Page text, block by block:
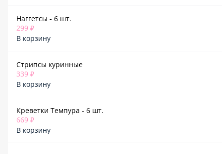
Наггетсы - 6 шт.
299 ₽
В корзину
Стрипсы куринные
339 ₽
В корзину
Креветки Темпура - 6 шт.
669 ₽
В корзину